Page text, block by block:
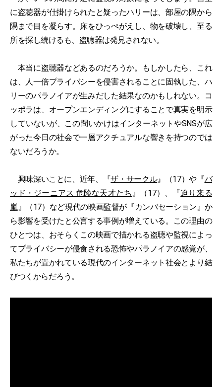
に盗聴器が仕掛けられたと疑ったハリーは、部屋の隅から
隅まで目を凝らす。床をひっぺがえし、物を破壊し、至る
所を探し続けるも、盗聴器は発見されない。
本当に盗聴器などあるのだろうか。もしかしたら、これ
は、人一倍プライバシーを侵害されることに固執した、ハ
リーのパラノイアが生みだした結果なのかもしれない。コ
ッポラは、オープンエンディングにすることで真実を明示
していないが、この問いかけはインターネットやSNSが広
がった今日の社会で一層アクチュアルな響きを持つのでは
ないだろうか。
興味深いことに、近年、『ザ・サークル』（17）や『バ
ッド・ジーニアス 危険な天才たち 』（17）、『迫り来る
嵐』（17）など現代の映画監督が『カンバセーション』か
ら影響を受けたと公言する事例が増えている。この理由の
ひとつは、おそらくこの映画で描かれる盗聴や監視によっ
てプライバシーが侵食される恐怖やパラノイアの感覚が、
私たちが置かれている現代のインターネット社会とより結
びつくからだろう。